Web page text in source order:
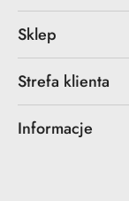
Sklep
Strefa klienta
Informacje